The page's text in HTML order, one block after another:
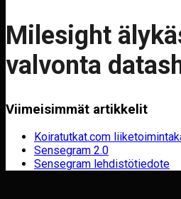
Milesight
valvonta
Viimeisimmät artikkelit
Koiratutkat.com
Sensegram 2.0
Sensegram lehdistötiedote